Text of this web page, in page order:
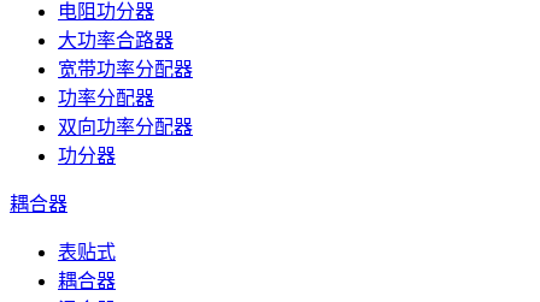
电阻功分器
大功率合路器
宽带功率分配器
功率分配器
双向功率分配器
功分器
耦合器
表贴式
耦合器